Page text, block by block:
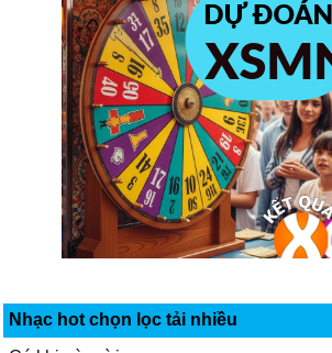
Nhạc hot chọn lọc tải nhiều